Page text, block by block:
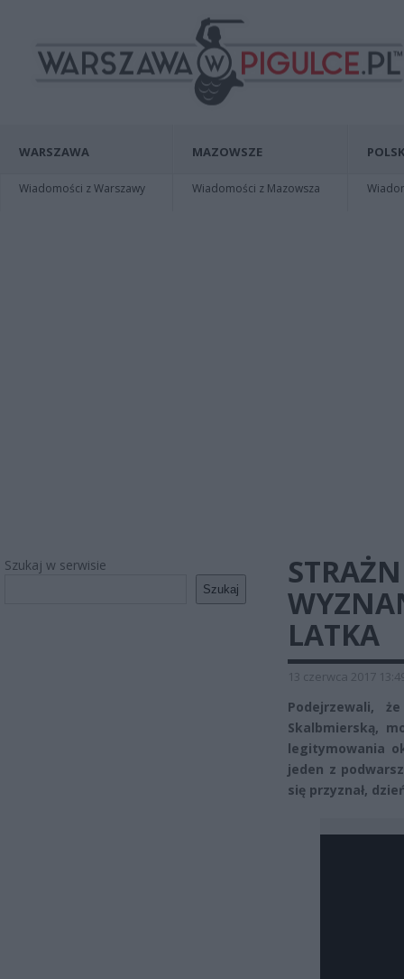
WARSZAWA
Wiadomości z Warszawy
MAZOWSZE
Wiadomości z Mazowsza
Szukaj w serwisie
Szukaj
LATKA
13 czerwca 2017
Podejrzewali,
Skalbmierską,
legitymowania
jeden z
się przyznał,